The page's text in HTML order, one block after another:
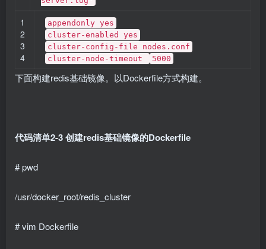
1
2
3
4
appendonly yes
cluster-enabled yes
cluster-config-file nodes.conf
cluster-node-timeout
5000
下面构建redis基础镜像。以Dockerfile方式构建。
代码清单2-3 创建redis基础镜像的Dockerfile
# pwd
/usr/docker_root/redis_cluster
# vim Dockerfile